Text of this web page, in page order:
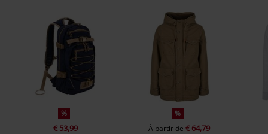
%
€ 53,99
%
À partir de€ 64,79